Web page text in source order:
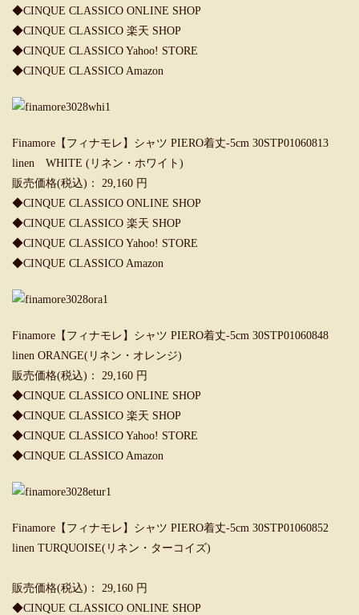
◆CINQUE CLASSICO ONLINE SHOP
◆CINQUE CLASSICO 楽天 SHOP
◆CINQUE CLASSICO Yahoo! STORE
◆CINQUE CLASSICO Amazon
Finamore【フィナモレ】シャツ PIERO着丈-5cm 30STP01060813
linen WHITE (リネン・ホワイト)
販売価格(税込)： 29,160 円
◆CINQUE CLASSICO ONLINE SHOP
◆CINQUE CLASSICO 楽天 SHOP
◆CINQUE CLASSICO Yahoo! STORE
◆CINQUE CLASSICO Amazon
Finamore【フィナモレ】シャツ PIERO着丈-5cm 30STP01060848
linen ORANGE(リネン・オレンジ)
販売価格(税込)： 29,160 円
◆CINQUE CLASSICO ONLINE SHOP
◆CINQUE CLASSICO 楽天 SHOP
◆CINQUE CLASSICO Yahoo! STORE
◆CINQUE CLASSICO Amazon
Finamore【フィナモレ】シャツ PIERO着丈-5cm 30STP01060852
linen TURQUOISE(リネン・ターコイズ)
販売価格(税込)： 29,160 円
◆CINQUE CLASSICO ONLINE SHOP